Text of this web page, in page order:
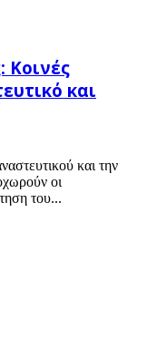
Κοινές
και
και την
οι
του...